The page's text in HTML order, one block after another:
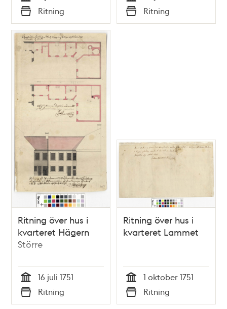
Tid
Typ
Ritning Tid
Typ
Ritning
Ritning över hus i
kvarteret Hägern
Större
Tid
16 juli 1751
Typ
Ritning
Ritning över hus i
kvarteret Lammet
Tid
1 oktober 1751
Typ
Ritning